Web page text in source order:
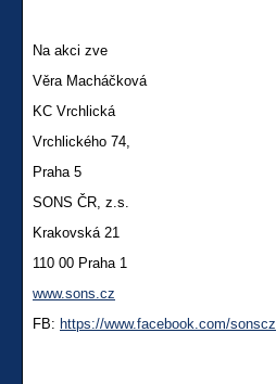
Na akci zve
Věra Macháčková
KC Vrchlická
Vrchlického 74,
Praha 5
SONS ČR, z.s.
Krakovská 21
110 00 Praha 1
www.sons.cz
FB: https://www.facebook.com/sonscz